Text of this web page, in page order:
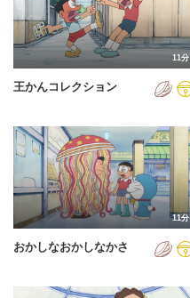
11分
王かんコレクション
11分
おかしなおかしなかさ